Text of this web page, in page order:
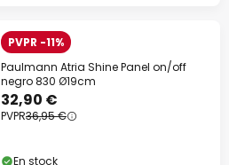
PVPR -11%
Paulmann Atria Shine Panel on/off
negro 830 Ø19cm
32,90 €
PVPR36,95 €
En stock